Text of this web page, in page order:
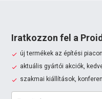
Iratkozzon fel a
új termékek az építési piacon
aktuális gyártói akciók,
szakmai kiállítások,